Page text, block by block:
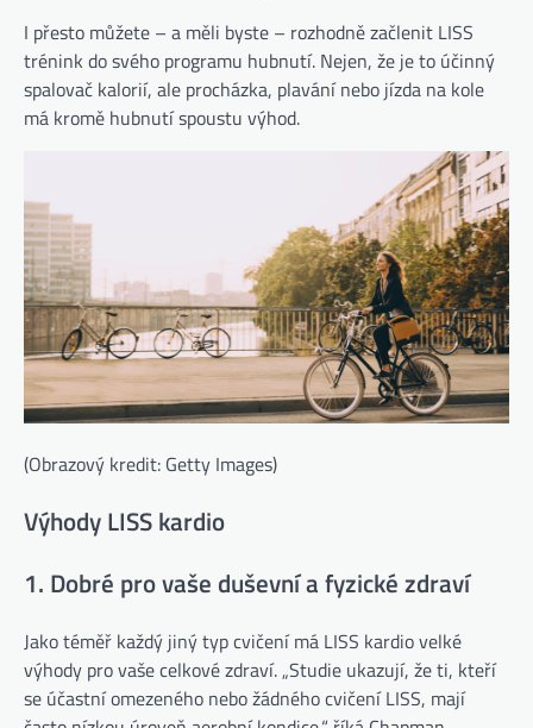
I přesto můžete – a měli byste – rozhodně začlenit LISS
trénink do svého programu hubnutí. Nejen, že je to účinný
spalovač kalorií, ale procházka, plavání nebo jízda na kole
má kromě hubnutí spoustu výhod.
(Obrazový kredit: Getty Images)
Výhody LISS kardio
1. Dobré pro vaše duševní a fyzické zdraví
Jako téměř každý jiný typ cvičení má LISS kardio velké
výhody pro vaše celkové zdraví. „Studie ukazují, že ti, kteří
se účastní omezeného nebo žádného cvičení LISS, mají